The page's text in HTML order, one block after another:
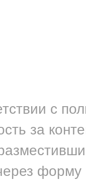
с
за
форму